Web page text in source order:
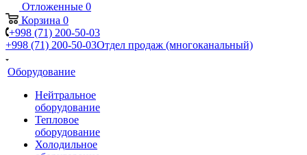
Отложенные 0
Корзина 0
+998 (71) 200-50-03
+998 (71) 200-50-03Отдел продаж (многоканальный)
Оборудование
Нейтральное
оборудование
Тепловое
оборудование
Холодильное